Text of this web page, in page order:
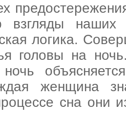
взгляды
логика.
головы на
женщина
сна они